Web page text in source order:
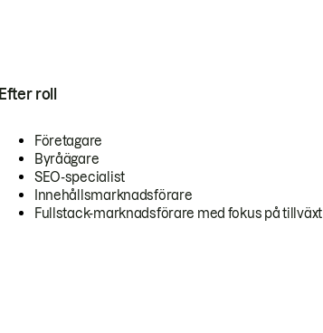
Efter roll
Företagare
Byråägare
SEO-specialist
Innehållsmarknadsförare
Fullstack-marknadsförare med fokus på tillväxt